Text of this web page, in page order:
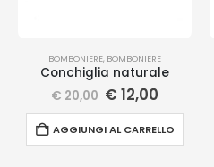
BOMBONIERE, BOMBONIERE
Conchiglia naturale
€20,00 € 12,00
AGGIUNGI AL CARRELLO